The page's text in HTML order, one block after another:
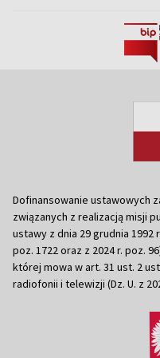
Dofinansowanie ustawowych
związanych z realizacją misji
ustawy z dnia 29 grudnia 1992
poz. 1722 oraz z 2024 r. poz.
której mowa w art. 31 ust. 2
radiofonii i telewizji (Dz. U. z